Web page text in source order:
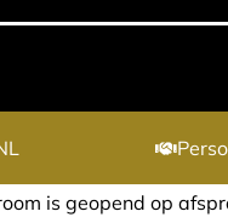
Ook in de